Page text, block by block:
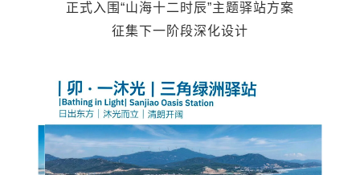
正式入围“山海十二时辰”主题驿站方案
征集下一阶段深化设计